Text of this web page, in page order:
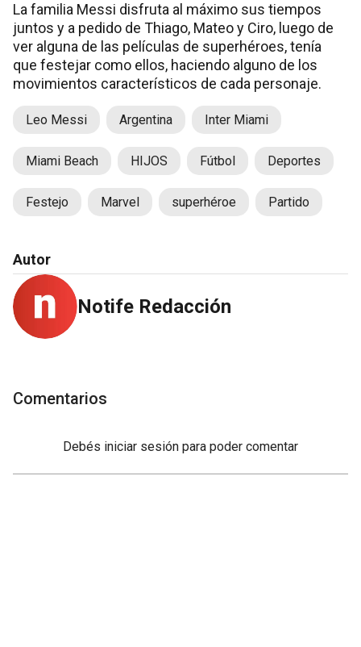
La familia Messi disfruta al máximo sus tiempos
juntos y a pedido de Thiago, Mateo y Ciro, luego de
ver alguna de las películas de superhéroes, tenía
que festejar como ellos, haciendo alguno de los
movimientos característicos de cada personaje.
Leo Messi Argentina Inter Miami
Miami Beach HIJOS Fútbol Deportes
Festejo Marvel superhéroe Partido
Autor
Notife Redacción
Comentarios
Debés iniciar sesión para poder comentar